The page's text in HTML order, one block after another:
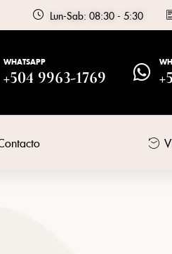
Lun-Sab: 08:30 - 5:30
WHATSAPP
+504 9963-1769